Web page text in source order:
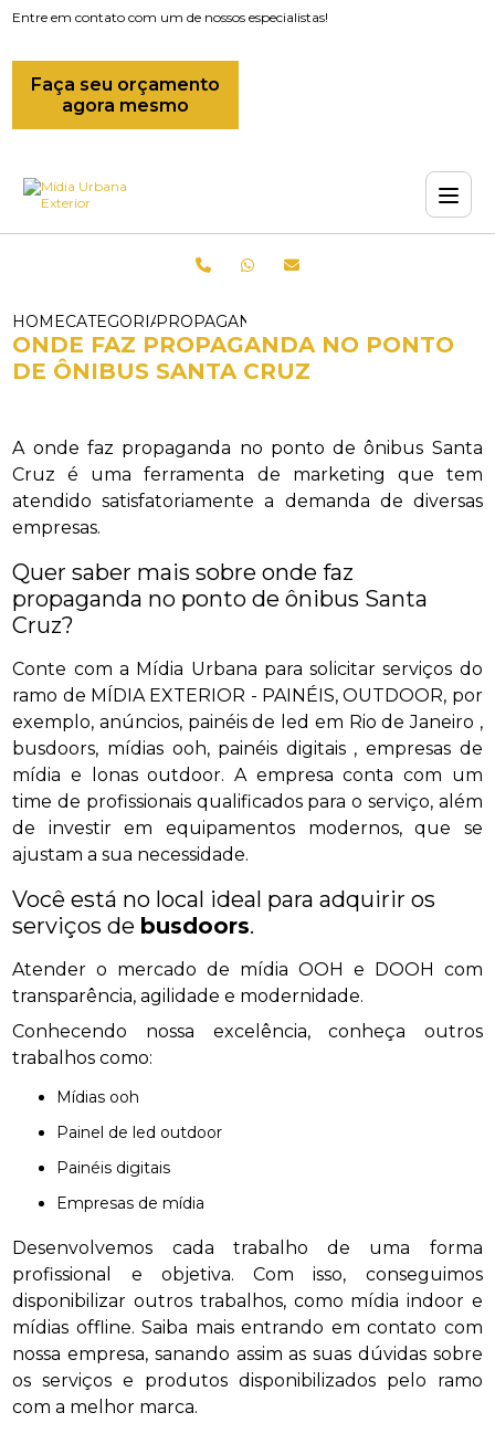
Entre em contato com um de nossos especialistas!
Faça seu orçamento
agora mesmo
HOMECATEGORIASPROPAGANDAS EM
ONDE FAZ PROPAGANDA NO PONTO
DE ÔNIBUS SANTA CRUZ
A onde faz propaganda no ponto de ônibus Santa
Cruz é uma ferramenta de marketing que tem
atendido satisfatoriamente a demanda de diversas
empresas.
Quer saber mais sobre onde faz
propaganda no ponto de ônibus Santa
Cruz?
Conte com a Mídia Urbana para solicitar serviços do
ramo de MÍDIA EXTERIOR - PAINÉIS, OUTDOOR, por
exemplo, anúncios, painéis de led em Rio de Janeiro ,
busdoors, mídias ooh, painéis digitais , empresas de
mídia e lonas outdoor. A empresa conta com um
time de profissionais qualificados para o serviço, além
de investir em equipamentos modernos, que se
ajustam a sua necessidade.
Você está no local ideal para adquirir os
serviços de busdoors.
Atender o mercado de mídia OOH e DOOH com
transparência, agilidade e modernidade.
Conhecendo nossa excelência, conheça outros
trabalhos como:
mídias ooh
painel de led outdoor
painéis digitais
empresas de mídia
Desenvolvemos cada trabalho de uma forma
profissional e objetiva. Com isso, conseguimos
disponibilizar outros trabalhos, como mídia indoor e
mídias offline. Saiba mais entrando em contato com
nossa empresa, sanando assim as suas dúvidas sobre
os serviços e produtos disponibilizados pelo ramo
com a melhor marca.